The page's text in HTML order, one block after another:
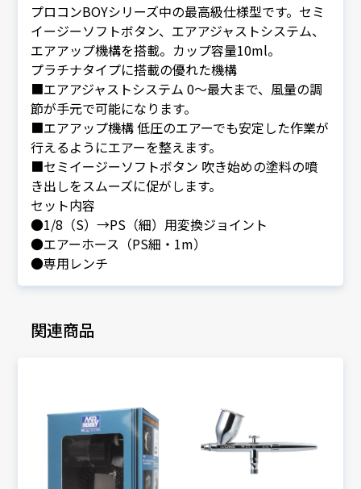
プロコンBOYシリーズ中の最高級仕様型です。セミ
イージーソフトボタン、エアアジャストシステム、
エアアップ機構を搭載。カップ容量10ml。
プラチナタイプに搭載の優れた機構
■エアアジャストシステム 0～最大まで、風量の調
節が手元で可能になります。
■エアアップ機構 低圧のエアーでも安定した作業が
行えるようにエアーを整えます。
■セミイージーソフトボタン 吹き始めの塗料の噴
き出しをスムーズに促がします。
セット内容
●1/8（S）→PS（細）用変換ジョイント
●エアーホース（PS細・1m）
●専用レンチ
関連商品